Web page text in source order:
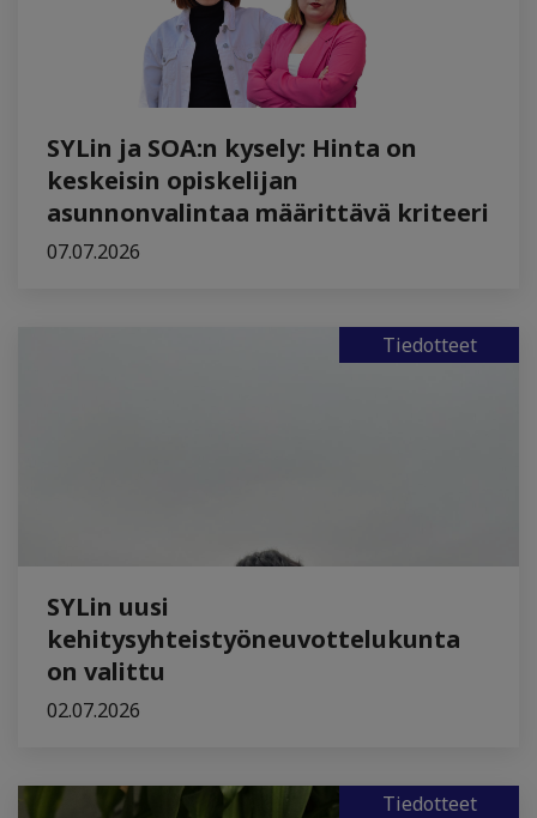
SYLin ja SOA:n kysely: Hinta on
keskeisin opiskelijan
asunnonvalintaa määrittävä kriteeri
07.07.2026
Tiedotteet
SYLin uusi
kehitysyhteistyöneuvottelukunta
on valittu
02.07.2026
Tiedotteet